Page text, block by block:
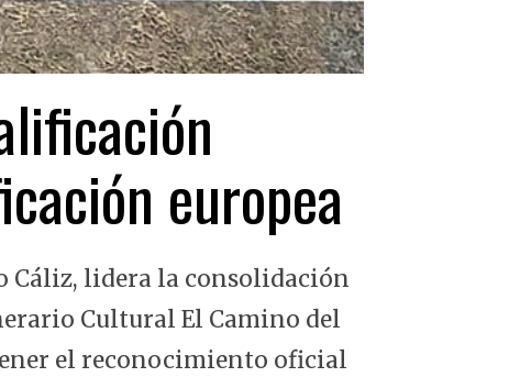
europea
Cáliz, lidera la consolidación
Cultural El Camino del
el reconocimiento oficial